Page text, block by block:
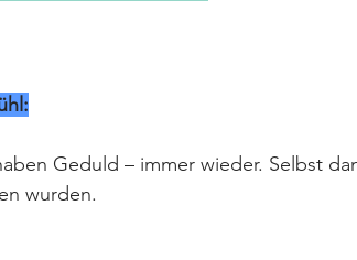
Geduld – immer wieder. Selbst
wurden.